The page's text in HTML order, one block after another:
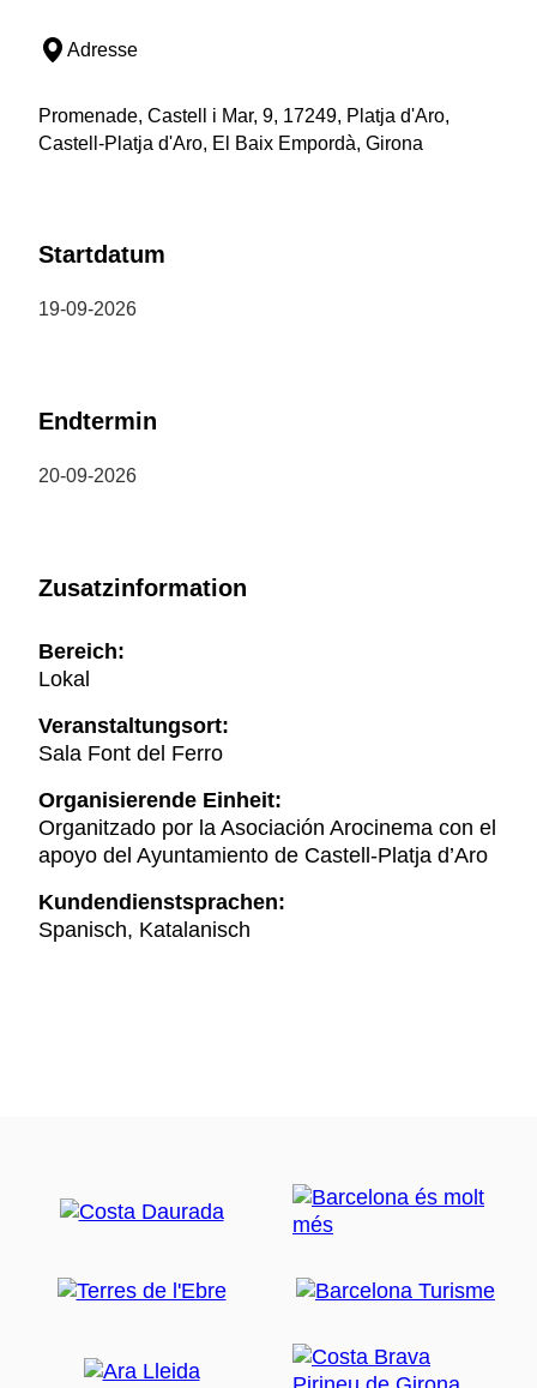
Adresse
Promenade, Castell i Mar, 9, 17249, Platja d'Aro,
Castell-Platja d'Aro, El Baix Empordà, Girona
Startdatum
19-09-2026
Endtermin
20-09-2026
Zusatzinformation
Bereich:
Lokal
Veranstaltungsort:
Sala Font del Ferro
Organisierende Einheit:
Organitzado por la Asociación Arocinema con el
apoyo del Ayuntamiento de Castell-Platja d’Aro
Kundendienstsprachen:
Spanisch, Katalanisch